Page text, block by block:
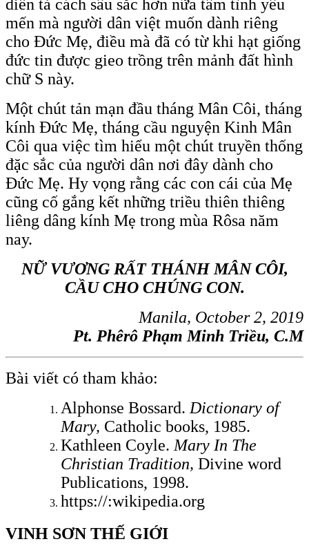
diễn tả cách sâu sắc hơn nữa tâm tình yêu
mến mà người dân việt muốn dành riêng
cho Đức Mẹ, điều mà đã có từ khi hạt giống
đức tin được gieo trồng trên mảnh đất hình
chữ S này.
Một chút tản mạn đầu tháng Mân Côi, tháng
kính Đức Mẹ, tháng cầu nguyện Kinh Mân
Côi qua việc tìm hiểu một chút truyền thống
đặc sắc của người dân nơi đây dành cho
Đức Mẹ. Hy vọng rằng các con cái của Mẹ
cũng cố gắng kết những triều thiên thiêng
liêng dâng kính Mẹ trong mùa Rôsa năm
nay.
NỮ VƯƠNG RẤT THÁNH MÂN CÔI,
CẦU CHO CHÚNG CON.
Manila, October 2, 2019
Pt. Phêrô Phạm Minh Triều, C.M
Bài viết có tham khảo:
Alphonse Bossard. Dictionary of
Mary, Catholic books, 1985.
Kathleen Coyle. Mary In The
Christian Tradition, Divine word
Publications, 1998.
https://:wikipedia.org
VINH SƠN THẾ GIỚI